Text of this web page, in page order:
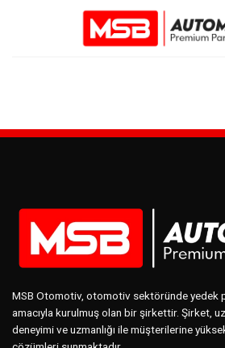
MSB Otomotiv, otomotiv sektöründe yedek
amacıyla kurulmuş olan bir şirkettir. Şirket,
deneyimi ve uzmanlığı ile müşterilerine